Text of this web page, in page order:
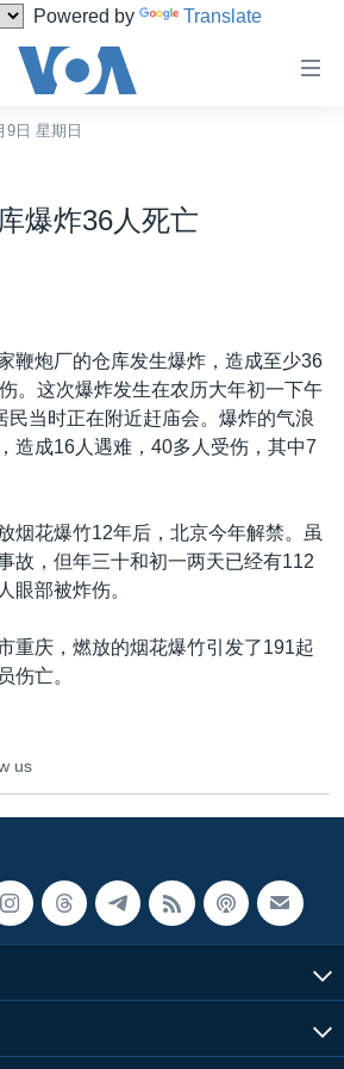
Powered by Translate
9日 星期日
爆炸36人死亡
鞭炮厂的仓库发生爆炸，造成至少36
。这次爆炸发生在农历大年初一下午
民当时正在附近赶庙会。爆炸的气浪
造成16人遇难，40多人受伤，其中7
烟花爆竹12年后，北京今年解禁。虽
故，但年三十和初一两天已经有112
眼部被炸伤。
重庆，燃放的烟花爆竹引发了191起
伤亡。
us